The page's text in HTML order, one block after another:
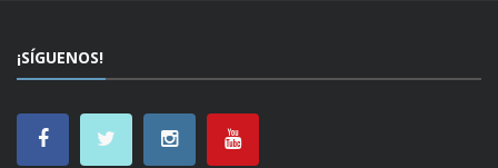
¡SÍGUENOS!